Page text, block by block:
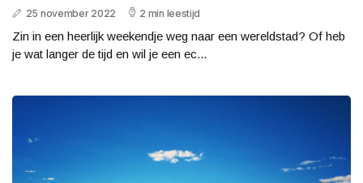
25 november 2022 2 min leestijd
Zin in een heerlijk weekendje weg naar een wereldstad? Of heb
je wat langer de tijd en wil je een ec...